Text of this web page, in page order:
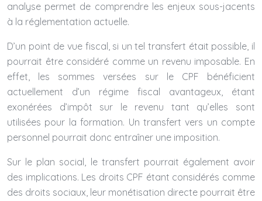
analyse permet de comprendre les enjeux sous-jacents
à la réglementation actuelle.
D’un point de vue fiscal, si un tel transfert était possible, il
pourrait être considéré comme un revenu imposable. En
effet, les sommes versées sur le CPF bénéficient
actuellement d’un régime fiscal avantageux, étant
exonérées d’impôt sur le revenu tant qu’elles sont
utilisées pour la formation. Un transfert vers un compte
personnel pourrait donc entraîner une imposition.
Sur le plan social, le transfert pourrait également avoir
des implications. Les droits CPF étant considérés comme
des droits sociaux, leur monétisation directe pourrait être